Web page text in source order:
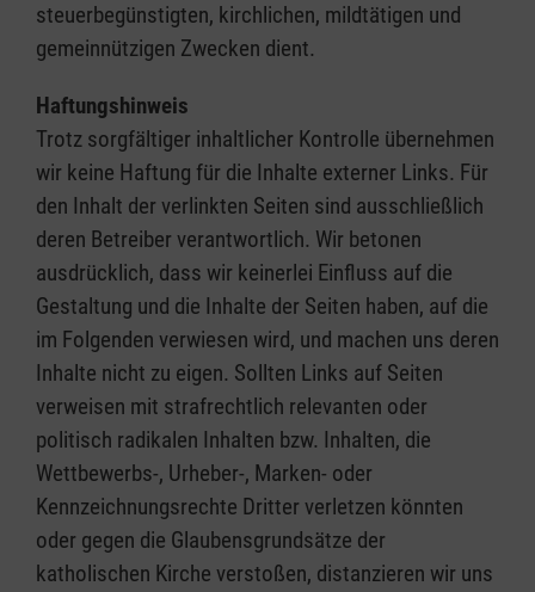
steuerbegünstigten, kirchlichen, mildtätigen und
gemeinnützigen Zwecken dient.
Haftungshinweis
Trotz sorgfältiger inhaltlicher Kontrolle übernehmen
wir keine Haftung für die Inhalte externer Links. Für
den Inhalt der verlinkten Seiten sind ausschließlich
deren Betreiber verantwortlich. Wir betonen
ausdrücklich, dass wir keinerlei Einfluss auf die
Gestaltung und die Inhalte der Seiten haben, auf die
im Folgenden verwiesen wird, und machen uns deren
Inhalte nicht zu eigen. Sollten Links auf Seiten
verweisen mit strafrechtlich relevanten oder
politisch radikalen Inhalten bzw. Inhalten, die
Wettbewerbs-, Urheber-, Marken- oder
Kennzeichnungsrechte Dritter verletzen könnten
oder gegen die Glaubensgrundsätze der
katholischen Kirche verstoßen, distanzieren wir uns